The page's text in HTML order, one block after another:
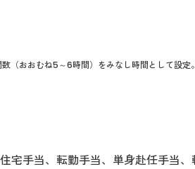
（おおむね5～6時間）をみなし時間として設定
宅手当、転勤手当、単身赴任手当